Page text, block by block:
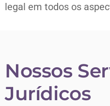
legal em todos os
Nossos
Jurídicos